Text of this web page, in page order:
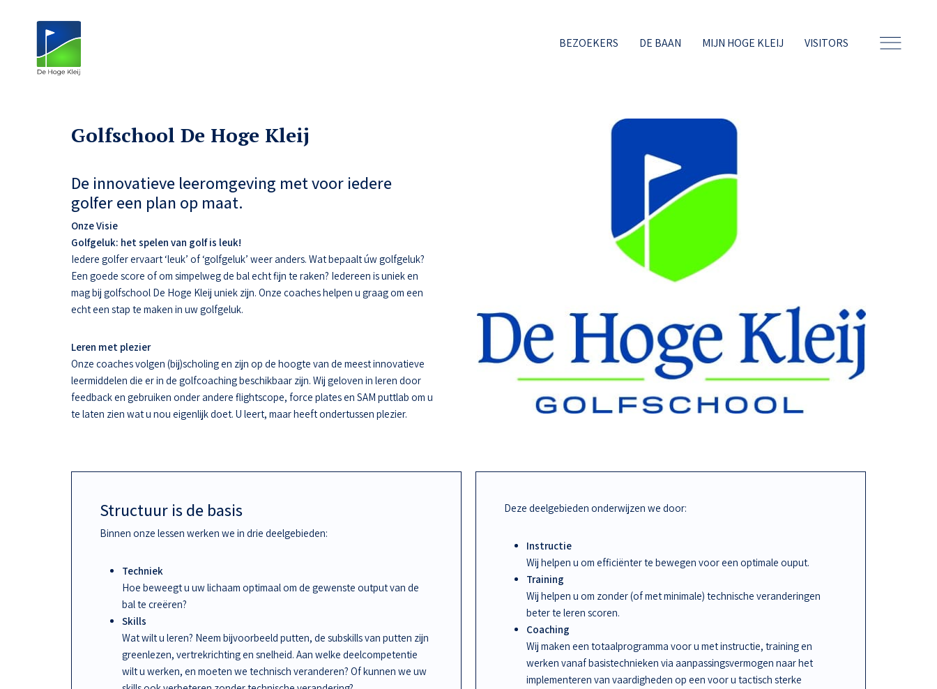
BEZOEKERS DE BAAN MIJN HOGE KLEIJ VISITORS
Golfschool De Hoge Kleij
De innovatieve leeromgeving met voor iedere
golfer een plan op maat.
Onze Visie
Golfgeluk: het spelen van golf is leuk!
Iedere golfer ervaart ‘leuk’ of ‘golfgeluk’ weer anders. Wat bepaalt úw golfgeluk?
Een goede score of om simpelweg de bal echt fijn te raken? Iedereen is uniek en
mag bij golfschool De Hoge Kleij uniek zijn. Onze coaches helpen u graag om een
echt een stap te maken in uw golfgeluk.
Leren met plezier
Onze coaches volgen (bij)scholing en zijn op de hoogte van de meest innovatieve
leermiddelen die er in de golfcoaching beschikbaar zijn. Wij geloven in leren door
feedback en gebruiken onder andere flightscope, force plates en SAM puttlab om u
te laten zien wat u nou eigenlijk doet. U leert, maar heeft ondertussen plezier.
Structuur is de basis
Binnen onze lessen werken we in drie deelgebieden:
Techniek
Hoe beweegt u uw lichaam optimaal om de gewenste output van de
bal te creëren?
Skills
Wat wilt u leren? Neem bijvoorbeeld putten, de subskills van putten zijn
greenlezen, vertrekrichting en snelheid. Aan welke deelcompetentie
wilt u werken, en moeten we technisch veranderen? Of kunnen we uw
Deze deelgebieden onderwijzen we door:
Instructie
Wij helpen u om efficiënter te bewegen voor een optimale ouput.
Training
Wij helpen u om zonder (of met minimale) technische veranderingen
beter te leren scoren.
Coaching
Wij maken een totaalprogramma voor u met instructie, training en
werken vanaf basistechnieken via aanpassingsvermogen naar het
implementeren van vaardigheden op een voor u tactisch sterke